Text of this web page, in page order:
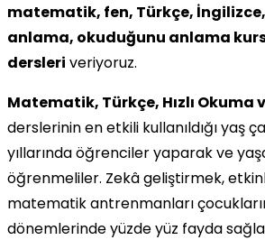
matematik, fen, Türkçe,
anlama, okuduğunu anlama
dersleri veriyoruz.
Matematik, Türkçe, Hızlı Okuma
derslerinin en etkili kullanıldığı yaş
yıllarında öğrenciler yaparak ve
öğrenmeliler. Zekâ geliştirmek,
matematik antrenmanları
dönemlerinde yüzde yüz fayda